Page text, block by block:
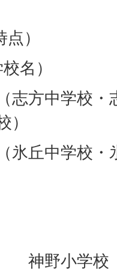
）
名）
方中学校・
丘中学校・
神野小学